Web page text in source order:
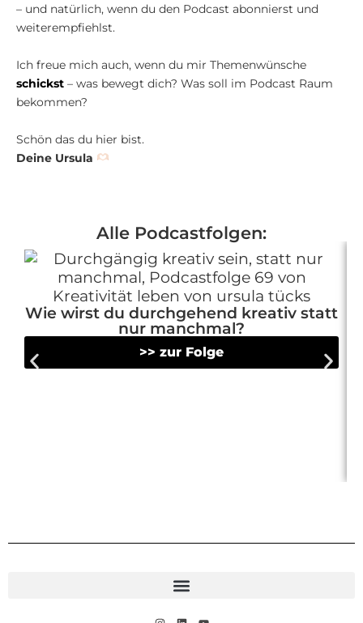
– und natürlich, wenn du den Podcast abonnierst und
weiterempfiehlst.
Ich freue mich auch, wenn du mir Themenwünsche
schickst – was bewegt dich? Was soll im Podcast Raum
bekommen?
Schön das du hier bist.
Deine Ursula
Alle Podcastfolgen:
Wie wirst du durchgehend kreativ statt
nur manchmal?
>> zur Folge